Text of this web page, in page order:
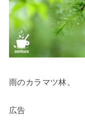
雨のカラマツ林。
広告